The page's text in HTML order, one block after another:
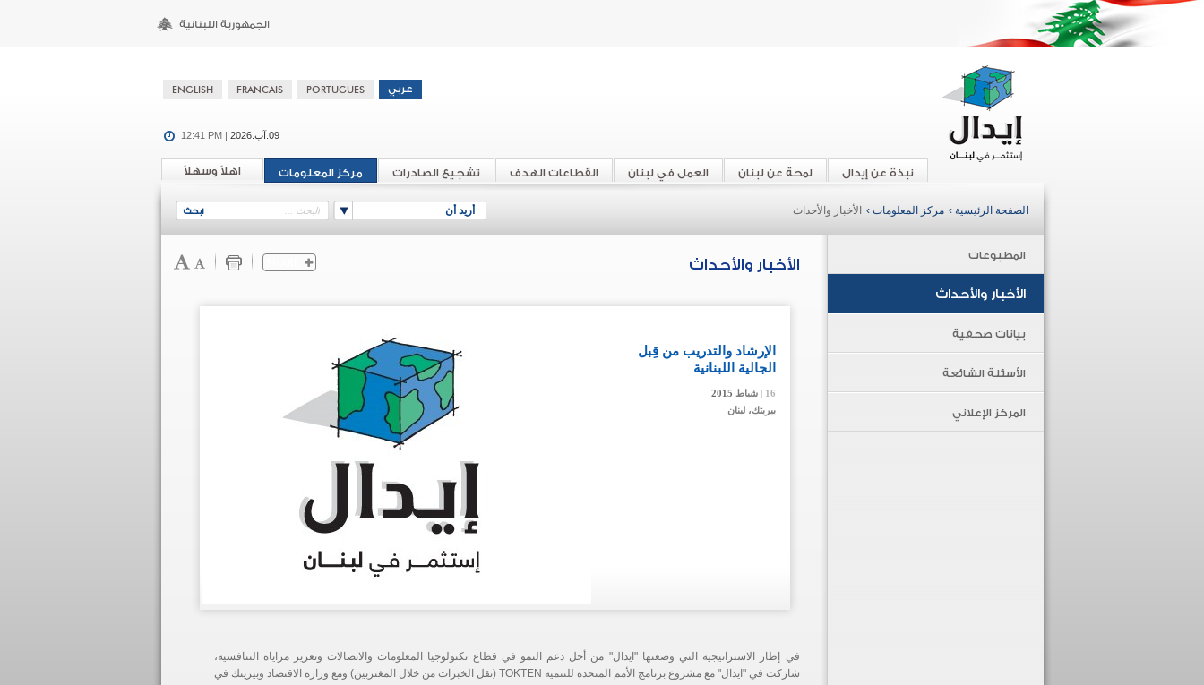
09.آب.2026 12:41 PM |
اهلاً وسهلاً مركز المعلومات تشجيع الصادرات القطاعات الهدف العمل في لبنان لمحة عن لبنان نبذة عن إيدال
أريد أن الصفحة الرئيسية › مركز المعلومات › الأخبار والأحداث
المطبوعات
الأخبار والأحداث
بيانات صحفية
الأسئلة الشائعة
المركز الإعلاني
الأخبار والأحداث
16 | شباط
الإرشاد والتدريب من قِبل
الجالية اللبنانية
16 | شباط
بيريتك، لبنان
16 | شباط
في إطار الاستراتيجية التي وضعتها "ايدال" من أجل دعم النمو في قطاع تكنولوجيا المعلومات والاتصالات وتعزيز مزاياه التنافسية،
شاركت في "ايدال" مع مشروع برنامج الأمم المتحدة للتنمية TOKTEN (نقل الخبرات من خلال المغتربين) ومع وزارة الاقتصاد وبيريتك في